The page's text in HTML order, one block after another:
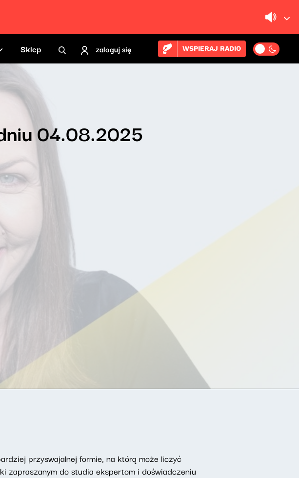
Sklep zaloguj się WSPIERAJ RADIO
04.08.2025
przyswajalnej formie, na którą może liczyć
zapraszanym do studia ekspertom i doświadczeniu